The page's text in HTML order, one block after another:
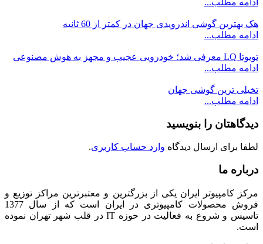
هک بهترین گوشی اندرویدی جهان در کمتر از 60 ثانیه
ادامه مطلب...
تویوتا LQ معرفی شد؛ خودرویی عجیب و مجهز به هوش مصنوعی
ادامه مطلب...
تخیلی ترین گوشی جهان
ادامه مطلب...
دیدگاهتان را بنویسید
لطفا برای ارسال دیدگاه وارد حساب کاربری.
درباره ما
مرکز کامپیوتر ایران یکی از بزرگترین و معتبرترین مراکز توزیع و
فروش محصولات کامپیوتری در ایران است که از سال 1377
تاسیس و شروع به فعالیت در حوزه IT در قلب شهر تهران نموده
است.